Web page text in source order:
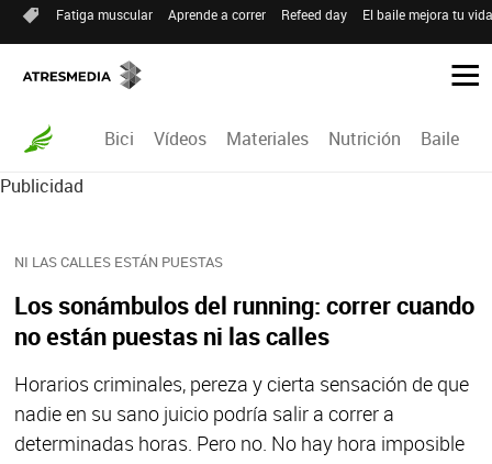
Fatiga muscular Aprende a correr Refeed day El baile mejora tu
Bici Vídeos Materiales Nutrición Baile
Publicidad
NI LAS CALLES ESTÁN PUESTAS
Los sonámbulos del running: correr cuando
no están puestas ni las calles
Horarios criminales, pereza y cierta sensación de que
nadie en su sano juicio podría salir a correr a
determinadas horas. Pero no. No hay hora imposible